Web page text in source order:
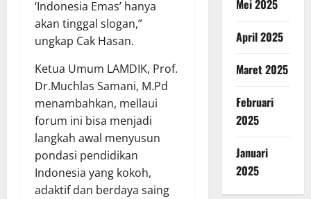
‘Indonesia Emas’ hanya
akan tinggal slogan,”
ungkap Cak Hasan.
Ketua Umum LAMDIK, Prof.
Dr.Muchlas Samani, M.Pd
menambahkan, mellaui
forum ini bisa menjadi
langkah awal menyusun
pondasi pendidikan
Indonesia yang kokoh,
adaktif dan berdaya saing
Mei 2025
April 2025
Maret 2025
Februari
2025
Januari
2025